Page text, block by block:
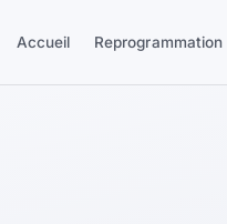
Accueil Reprogrammation